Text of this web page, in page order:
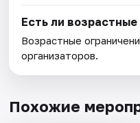
Есть ли
Возрастные
организаторов.
Похожие